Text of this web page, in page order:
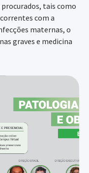
tais como
com a
maternas, o
graves e medicina